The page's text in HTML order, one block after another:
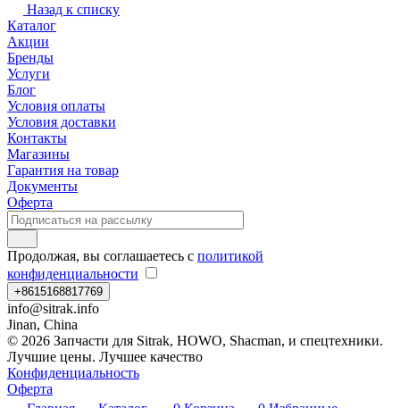
Назад к списку
Каталог
Акции
Бренды
Услуги
Блог
Условия оплаты
Условия доставки
Контакты
Магазины
Гарантия на товар
Документы
Оферта
Продолжая, вы соглашаетесь с политикой
конфиденциальности
+8615168817769
info@sitrak.info
Jinan, China
© 2026 Запчасти для Sitrak, HOWO, Shacman, и спецтехники.
Лучшие цены. Лучшее качество
Конфиденциальность
Оферта